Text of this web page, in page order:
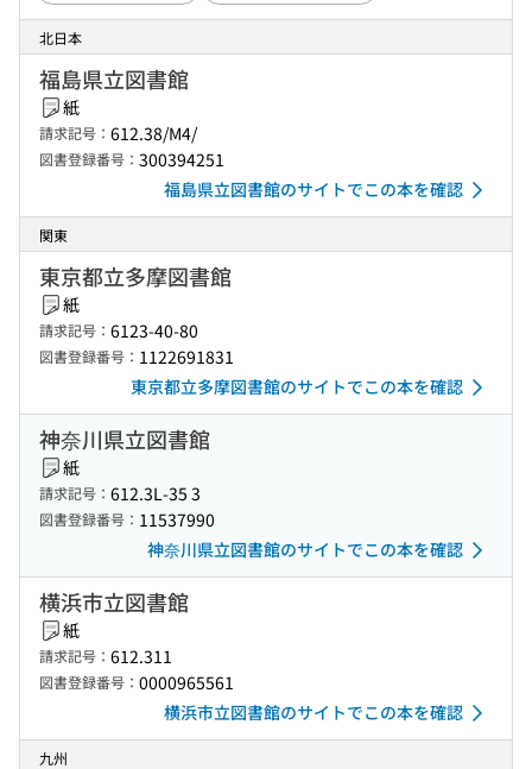
北日本
福島県立図書館
紙
請求記号： 612.38/M4/
図書登録番号： 300394251
福島県立図書館のサイトでこの本を確認
関東
東京都立多摩図書館
紙
請求記号： 6123-40-80
図書登録番号： 1122691831
東京都立多摩図書館のサイトでこの本を確認
神奈川県立図書館
紙
請求記号： 612.3L-35 3
図書登録番号： 11537990
神奈川県立図書館のサイトでこの本を確認
横浜市立図書館
紙
請求記号： 612.311
図書登録番号： 0000965561
横浜市立図書館のサイトでこの本を確認
九州